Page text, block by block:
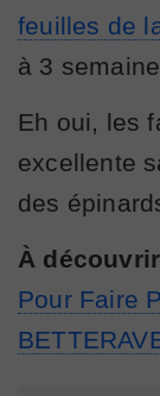
feuilles de
à 3
Eh oui, les
excellente
des
À
Pour Faire